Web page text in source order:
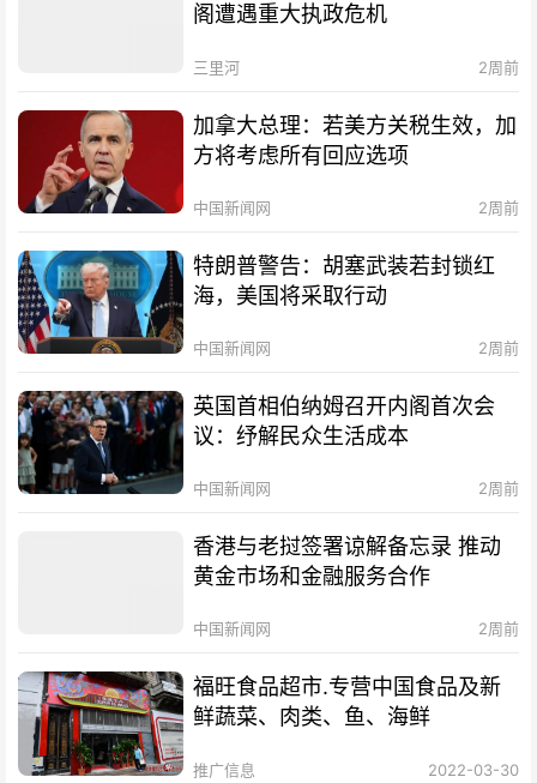
阁遭遇重大执政危机
三里河 2周前
加拿大总理：若美方关税生效，加
方将考虑所有回应选项
中国新闻网 2周前
特朗普警告：胡塞武装若封锁红
海，美国将采取行动
中国新闻网 2周前
英国首相伯纳姆召开内阁首次会
议：纾解民众生活成本
中国新闻网 2周前
香港与老挝签署谅解备忘录 推动
黄金市场和金融服务合作
中国新闻网 2周前
福旺食品超市.专营中国食品及新
鲜蔬菜、肉类、鱼、海鲜
推广信息 2022-03-30